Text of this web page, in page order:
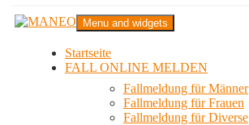
Zum
InhaltMANEO
Das schwule Anti-Gewalt-Projekt in Berlin
Menu and widgets
Startseite
FALL ONLINE MELDEN
Fallmeldung für Männer
Fallmeldung für Frauen
Fallmeldung für Diverse